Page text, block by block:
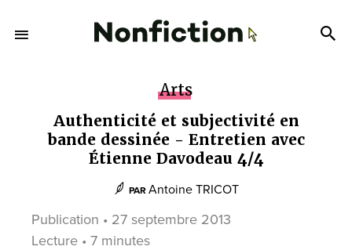
Arts
Authenticité et subjectivité en
bande dessinée - Entretien avec
Étienne Davodeau 4/4
PAR Antoine TRICOT
Publication • 27 septembre 2013
Lecture • 7 minutes